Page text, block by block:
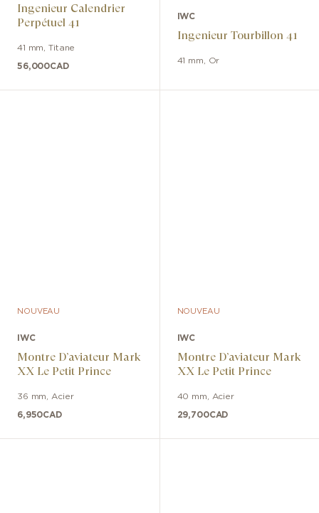
Ingenieur Calendrier
Perpétuel 41
41 mm ,Titane
56,000CAD
IWC
Ingenieur Tourbillon 41
41 mm Or
NOUVEAU
IWC
Montre D’aviateur Mark
XX Le Petit Prince
36 mm Acier
6,950CAD
NOUVEAU
IWC
Montre D’aviateur Mark
XX Le Petit Prince
40 mm Acier
29,700CAD